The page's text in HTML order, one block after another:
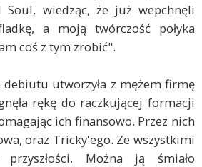
wiedząc, że już wepchnęli
a moją twórczość połyka
coś z tym zrobić".
utworzyła z mężem firmę
rękę do raczkującej formacji
ich finansowo. Przez nich
oraz Tricky'ego. Ze wszystkimi
przyszłości. Można ją śmiało